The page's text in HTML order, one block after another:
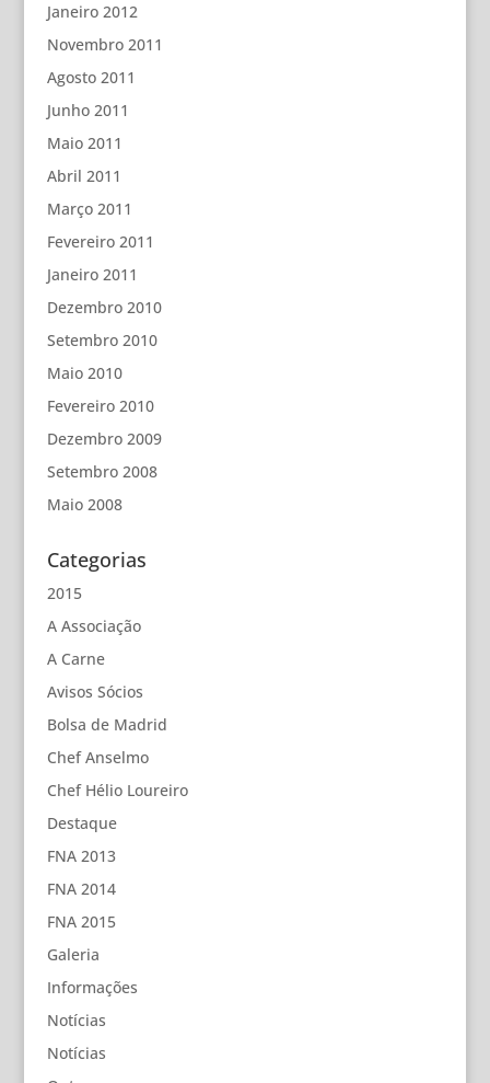
Janeiro 2012
Novembro 2011
Agosto 2011
Junho 2011
Maio 2011
Abril 2011
Março 2011
Fevereiro 2011
Janeiro 2011
Dezembro 2010
Setembro 2010
Maio 2010
Fevereiro 2010
Dezembro 2009
Setembro 2008
Maio 2008
Categorias
2015
A Associação
A Carne
Avisos Sócios
Bolsa de Madrid
Chef Anselmo
Chef Hélio Loureiro
Destaque
FNA 2013
FNA 2014
FNA 2015
Galeria
Informações
Notícias
Notícias